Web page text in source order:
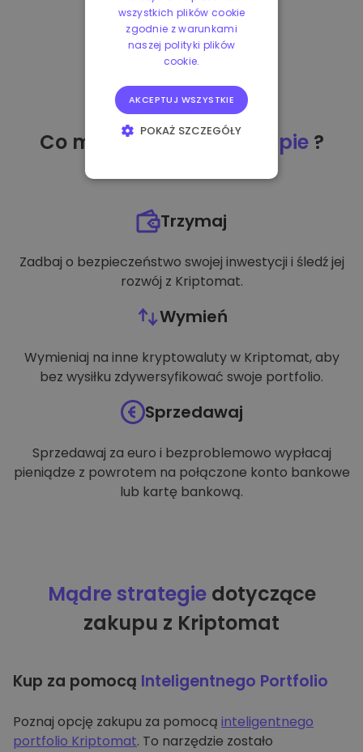
Co mogę zrobićpo zakupie?
Trzymaj
Zadbaj o bezpieczeństwo swojej inwestycji i śledź jej
rozwój z Kriptomat.
Wymień
Wymieniaj na inne kryptowaluty w Kriptomat, aby
bez wysiłku zdywersyfikować swoje portfolio.
Sprzedawaj
Sprzedawaj za euro i bezproblemowo wypłacaj
pieniądze z powrotem na połączone konto bankowe
lub kartę bankową.
Mądre strategiedotyczące
zakupu z Kriptomat
Kup za pomocą Inteligentnego Portfolio
Poznaj opcję zakupu za pomocą inteligentnego
portfolio Kriptomat. To narzędzie zostało
wszystkich plików cookie
zgodnie z warunkami
naszej polityki plików
cookie.
AKCEPTUJ WSZYSTKIE
POKAŻ SZCZEGÓŁY
TARGETOWANIE
FUNKCJONALNOŚĆ